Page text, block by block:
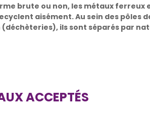
brute ou non, les métaux ferreux
aisément. Au sein des pôles
ils sont séparés par
ACCEPTÉS